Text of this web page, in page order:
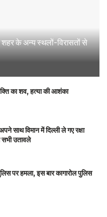
शहर के अन्य स्थलों-विरासतों से
का शव, हत्या की आशंका
साथ विमान में दिल्ली ले गए रक्षा
सभी उतावले
पर हमला, इस बार कागारोल पुलिस